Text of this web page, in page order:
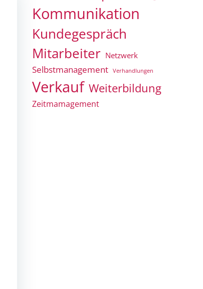
Kommunikation
Kundegespräch
Mitarbeiter Netzwerk
Selbstmanagement Verhandlungen
Verkauf Weiterbildung
Zeitmamagement